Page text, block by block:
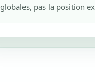
globales, pas la position